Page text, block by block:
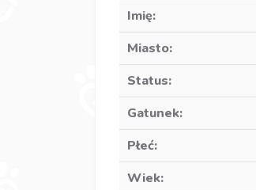
Imię:
Miasto:
Status:
Gatunek:
Płeć:
Wiek: